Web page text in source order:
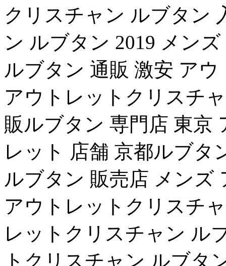
クリスチャン ルブタン
ン ルブタン 2019 メン
ルブタン 通販 激安 ア
アウトレットクリスチ
販ルブタン 専門店 東京
レット 店舗 京都ルブタ
ルブタン 販売店 メンズ
アウトレットクリスチ
レットクリスチャン ル
トクリスチャン ルブタ